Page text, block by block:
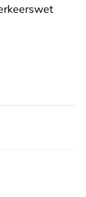
via X -
via
nieuwsbericht
dit